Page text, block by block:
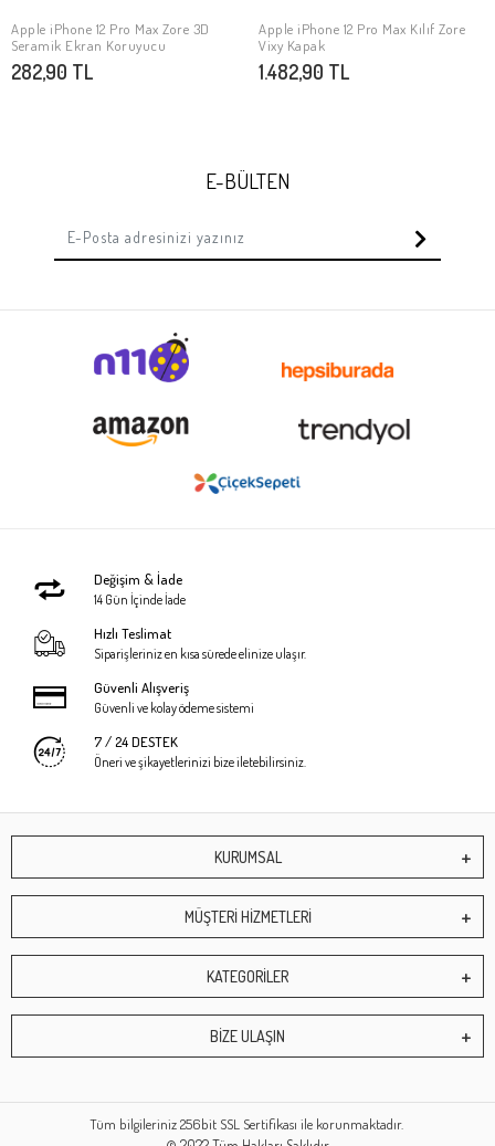
SEPETE EKLE
Apple iPhone 12 Pro Max Zore 3D
Seramik Ekran Koruyucu
282,90 TL
SEPETE EKLE
Apple iPhone 12 Pro Max Kılıf Zore
Vixy Kapak
1.482,90 TL
E-BÜLTEN
Değişim & İade
14 Gün İçinde İade
Hızlı Teslimat
Siparişleriniz en kısa sürede elinize ulaşır.
Güvenli Alışveriş
Güvenli ve kolay ödeme sistemi
7 / 24 DESTEK
Öneri ve şikayetlerinizi bize iletebilirsiniz.
KURUMSAL
MÜŞTERİ HİZMETLERİ
KATEGORİLER
BİZE ULAŞIN
Tüm bilgileriniz 256bit SSL Sertifikası ile korunmaktadır.